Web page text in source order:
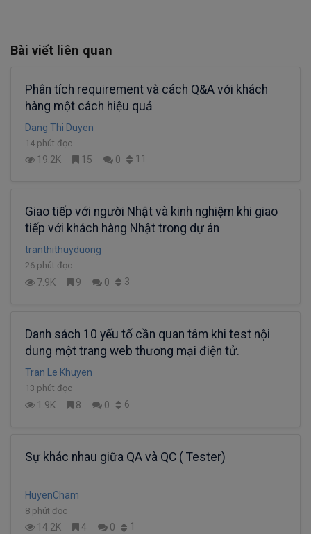
Bài viết liên quan
Phân tích requirement và cách Q&A với khách
hàng một cách hiệu quả
Dang Thi Duyen
14 phút đọc
19.2K 15 0 11
Giao tiếp với người Nhật và kinh nghiệm khi giao
tiếp với khách hàng Nhật trong dự án
tranthithuyduong
26 phút đọc
7.9K 9 0 3
Danh sách 10 yếu tố cần quan tâm khi test nội
dung một trang web thương mại điện tử.
Tran Le Khuyen
13 phút đọc
1.9K 8 0 6
Sự khác nhau giữa QA và QC ( Tester)
HuyenCham
8 phút đọc
14.2K 4 0 1